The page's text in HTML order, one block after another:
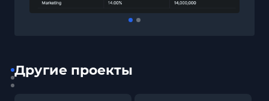
Другие проекты